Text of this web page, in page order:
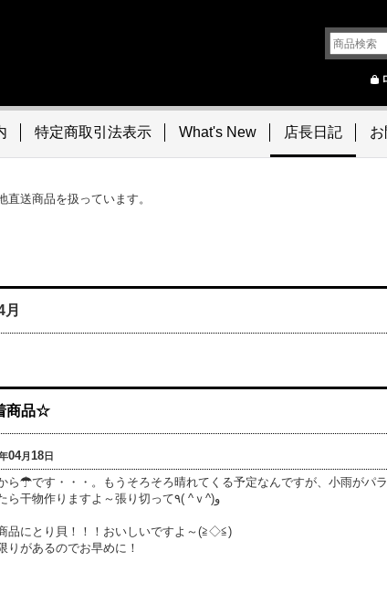
特定商取引法表示 What's New 店長日記
送商品を扱っています。
商品☆
04月18日
ら☂です・・・。もうそろそろ晴れてくる予定なんですが、小雨がパ
晴れたら干物作りますよ～張り切って٩( ^ｖ^)و
品にとり貝！！！おいしいですよ～(≧◇≦)
りがあるのでお早めに！